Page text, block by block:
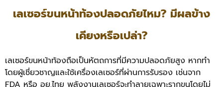
เลเซอร์ขนหน้าท้องปลอดภัยไหม? มีผลข้าง
เคียงหรือเปล่า?
เลเซอร์ขนหน้าท้องถือเป็นหัตถการที่มีความปลอดภัยสูง หากทำ
โดยผู้เชี่ยวชาญและใช้เครื่องเลเซอร์ที่ผ่านการรับรอง เช่นจาก
FDA หรือ อย.ไทย พลังงานเลเซอร์จะทำลายเฉพาะรากขนโดยไม่